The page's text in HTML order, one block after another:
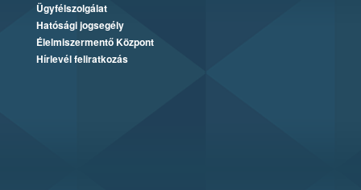
Ügyfélszolgálat
Hatósági jogsegély
Élelmiszermentő Központ
Hírlevél feliratkozás